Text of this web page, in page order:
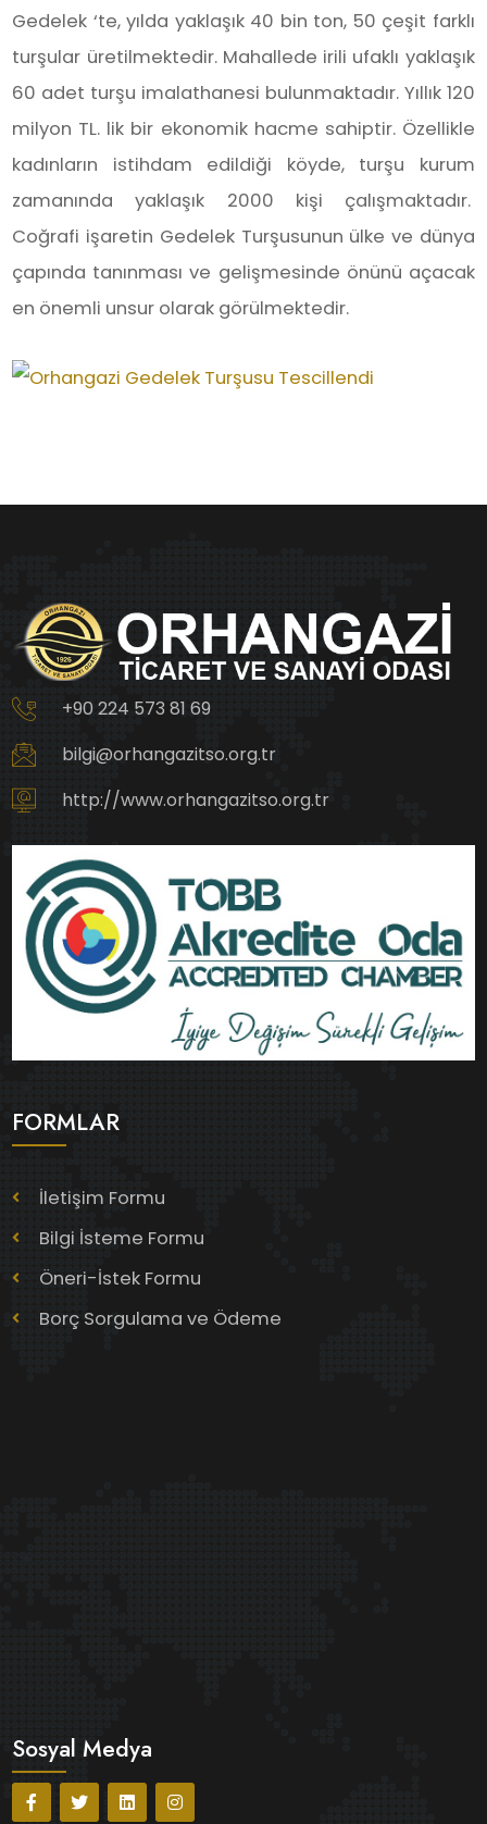
Gedelek ‘te, yılda yaklaşık 40 bin ton, 50 çeşit farklı
turşular üretilmektedir. Mahallede irili ufaklı yaklaşık
60 adet turşu imalathanesi bulunmaktadır. Yıllık 120
milyon TL. lik bir ekonomik hacme sahiptir. Özellikle
kadınların istihdam edildiği köyde, turşu kurum
zamanında yaklaşık 2000 kişi çalışmaktadır.
Coğrafi işaretin Gedelek Turşusunun ülke ve dünya
çapında tanınması ve gelişmesinde önünü açacak
en önemli unsur olarak görülmektedir.
+90 224 573 81 69
bilgi@orhangazitso.org.tr
http://www.orhangazitso.org.tr
FORMLAR
İletişim Formu
Bilgi İsteme Formu
Öneri-İstek Formu
Borç Sorgulama ve Ödeme
Sosyal Medya